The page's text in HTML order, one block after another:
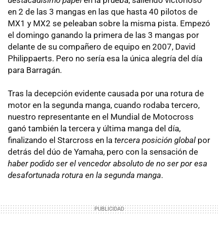
en 2 de las 3 mangas en las que hasta 40 pilotos de
MX1 y MX2 se peleaban sobre la misma pista. Empezó
el domingo ganando la primera de las 3 mangas por
delante de su compañero de equipo en 2007, David
Philippaerts. Pero no sería esa la única alegría del día
para Barragán.
Tras la decepción evidente causada por una rotura de
motor en la segunda manga, cuando rodaba tercero,
nuestro representante en el Mundial de Motocross
ganó también la tercera y última manga del día,
finalizando el Starcross en la tercera posición global por
detrás del dúo de Yamaha, pero con la sensación de
haber podido ser el vencedor absoluto de no ser por esa
desafortunada rotura en la segunda manga.